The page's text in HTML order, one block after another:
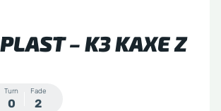
– K3 KAXE Z
Turn
0
Fade
2